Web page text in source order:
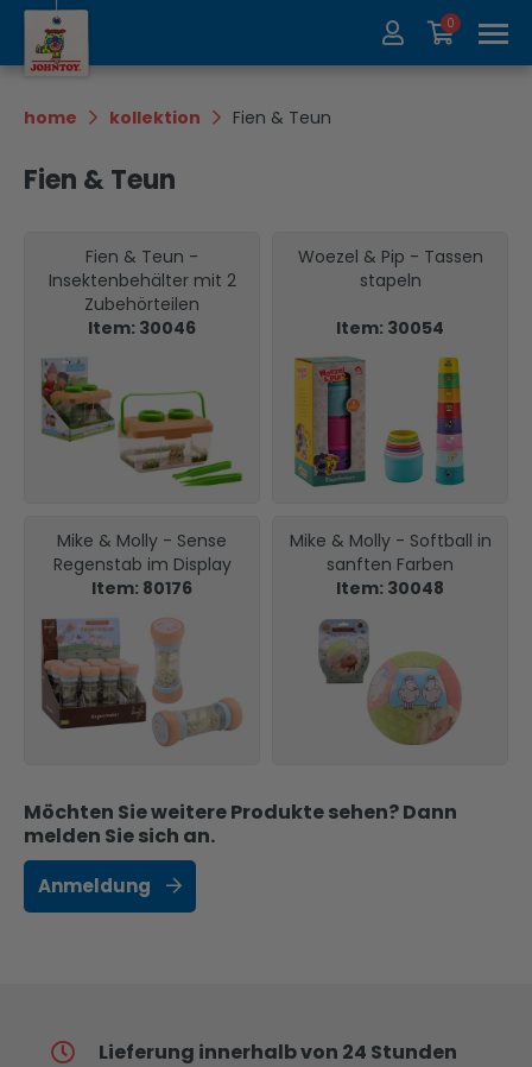
Über uns Kollektion
Messen
0
home kollektion Fien & Teun
Fien & Teun
Fien & Teun -
Insektenbehälter mit 2
Zubehörteilen
Item: 30046
Woezel & Pip - Tassen
stapeln
Item: 30054
Mike & Molly - Sense
Regenstab im Display
Item: 80176
Mike & Molly - Softball in
sanften Farben
Item: 30048
Möchten Sie weitere Produkte sehen? Dann
melden Sie sich an.
Anmeldung
Lieferung innerhalb von 24 Stunden